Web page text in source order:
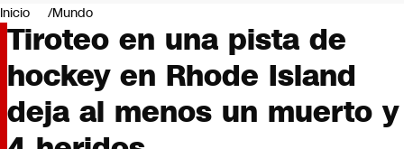
Negocios
Deportes
Programas completos
Cultura
Servicios
Bits
CNN Data
Inicio Mundo
Tiroteo en una pista de
hockey en Rhode Island
deja al menos un muerto y